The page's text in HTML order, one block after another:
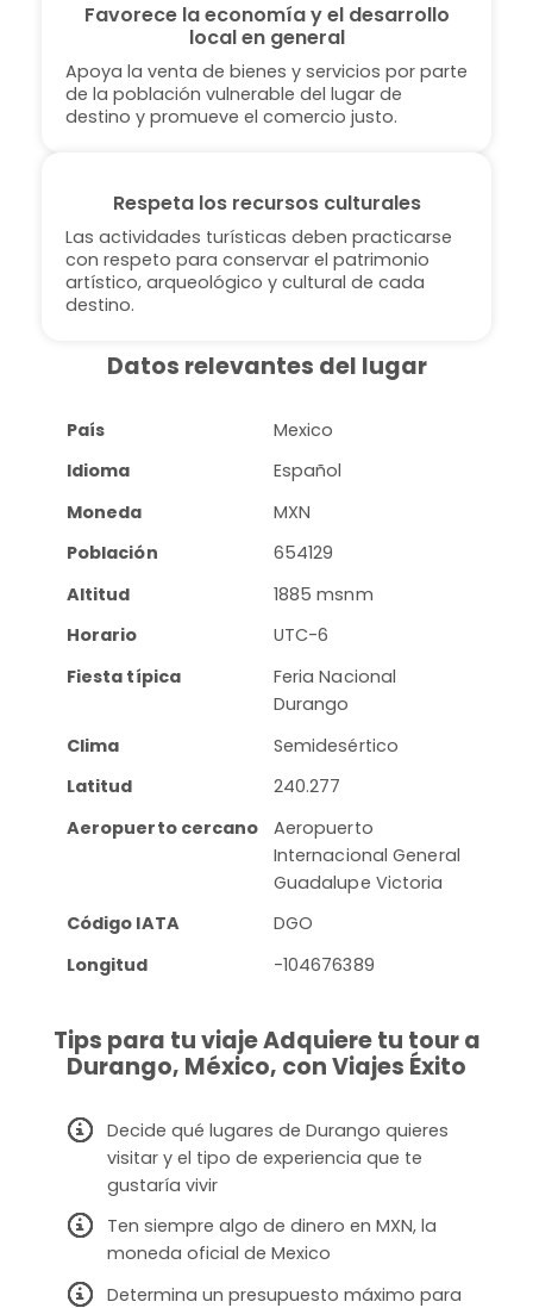
Favorece la economía y el desarrollo
local en general
Apoya la venta de bienes y servicios por parte
de la población vulnerable del lugar de
destino y promueve el comercio justo.
Respeta los recursos culturales
Las actividades turísticas deben practicarse
con respeto para conservar el patrimonio
artístico, arqueológico y cultural de cada
destino.
Datos relevantes del lugar
País
Mexico
Idioma
Español
Moneda
MXN
Población
654129
Altitud
1885 msnm
Horario
UTC-6
Fiesta típica
Feria Nacional
Durango
Clima
Semidesértico
Latitud
240.277
Aeropuerto cercano
Aeropuerto
Internacional General
Guadalupe Victoria
Código IATA
DGO
Longitud
-104676389
Tips para tu viaje Adquiere tu tour a
Durango, México, con Viajes Éxito
Decide qué lugares de Durango quieres
visitar y el tipo de experiencia que te
gustaría vivir
Ten siempre algo de dinero en MXN, la
moneda oficial de Mexico
Determina un presupuesto máximo para